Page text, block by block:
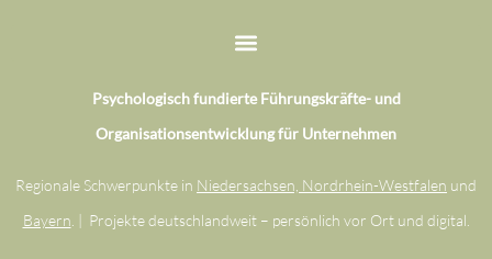
Psychologisch fundierte Führungskräfte- und
Organisationsentwicklung für Unternehmen
Regionale Schwerpunkte in Niedersachsen, Nordrhein-Westfalen und
Bayern . | Projekte deutschlandweit – persönlich vor Ort und digital.